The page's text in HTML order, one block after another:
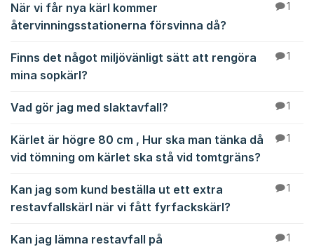
När vi får nya kärl kommer
återvinningsstationerna försvinna då?
1
Finns det något miljövänligt sätt att rengöra
mina sopkärl?
1
Vad gör jag med slaktavfall? 1
Kärlet är högre 80 cm , Hur ska man tänka då
vid tömning om kärlet ska stå vid tomtgräns?
1
Kan jag som kund beställa ut ett extra
restavfallskärl när vi fått fyrfackskärl?
1
Kan jag lämna restavfall på
1